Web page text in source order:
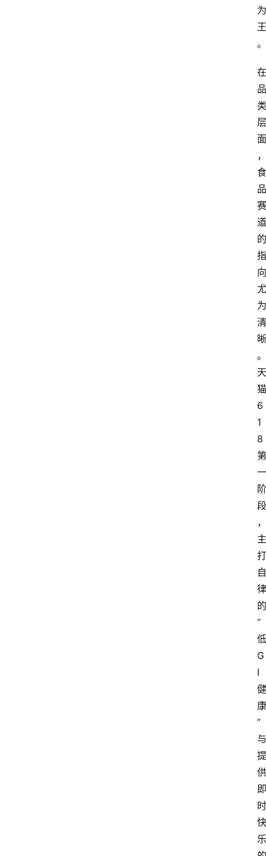
为
王
。
在
品
类
层
面
，
食
品
赛
道
的
指
向
尤
为
清
晰
。
天
猫
6
1
8
第
一
阶
段
，
主
打
自
律
的
“
低
G
I
健
康
”
与
提
供
即
时
快
乐